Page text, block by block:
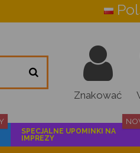
Znakować
SPECJALNE UPOMINKI NA
IMPREZY